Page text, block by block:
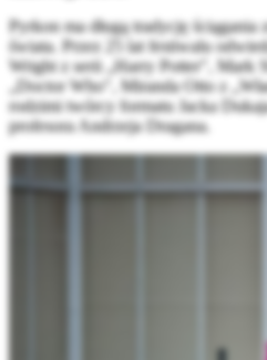
Pyrkon ma długą tradycję ściągania
świata. Przez 25 lat festiwalu
Wright z serii „Harry Potter", Mark
„Doctor Who", Miranda Otto z
rodzimi twórcy formatu Jacka
profesora Andrzeja Dragana.